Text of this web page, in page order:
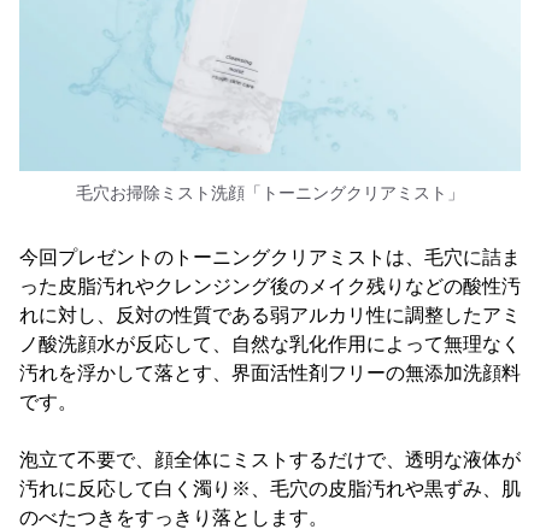
毛穴お掃除ミスト洗顔「トーニングクリアミスト」
今回プレゼントのトーニングクリアミストは、毛穴に詰ま
った皮脂汚れやクレンジング後のメイク残りなどの酸性汚
れに対し、反対の性質である弱アルカリ性に調整したアミ
ノ酸洗顔水が反応して、自然な乳化作用によって無理なく
汚れを浮かして落とす、界面活性剤フリーの無添加洗顔料
です。
泡立て不要で、顔全体にミストするだけで、透明な液体が
汚れに反応して白く濁り※、毛穴の皮脂汚れや黒ずみ、肌
のべたつきをすっきり落とします。